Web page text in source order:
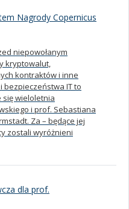
Nagrody Copernicus
niepowołanym
kryptowalut,
kontraktów i inne
IT to
się wieloletnia
i prof. Sebastiana
Za – będące jej
zostali wyróżnieni
dla prof.